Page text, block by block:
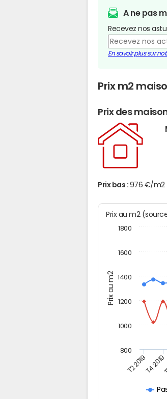
A ne pas
Recevez nos
En savoir plus sur
Prix m2
Prix des
Prix bas : 976 €/m2
Prix au m2
Prix au
T2 2019T4 2019
800
1000
1200
1400
1600
1800